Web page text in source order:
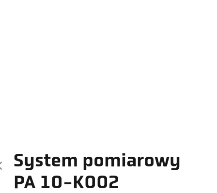
System pomiarowy
PA 10-K002